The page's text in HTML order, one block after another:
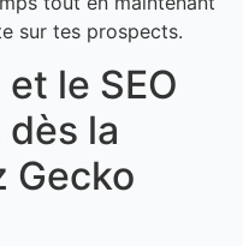
sur tes prospects.
le SEO
la
Gecko